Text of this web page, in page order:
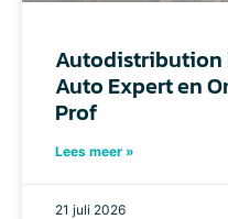
Autodistribution
Auto Expert en
Prof
Lees meer »
21 juli 2026